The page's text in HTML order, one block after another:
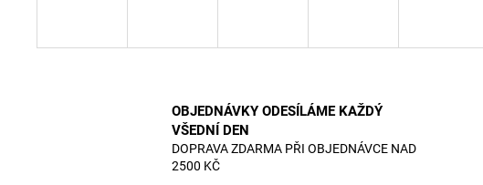
OBJEDNÁVKY ODESÍLÁME KAŽDÝ
VŠEDNÍ DEN
DOPRAVA ZDARMA PŘI OBJEDNÁVCE NAD
2500 KČ